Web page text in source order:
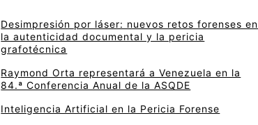
Desimpresión por láser: nuevos retos forenses en
la autenticidad documental y la pericia
grafotécnica
Raymond Orta representará a Venezuela en la
84.ª Conferencia Anual de la ASQDE
Inteligencia Artificial en la Pericia Forense